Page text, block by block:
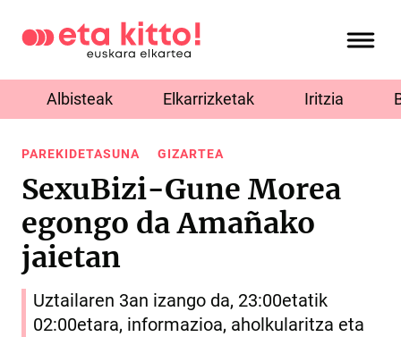
Albisteak Elkarrizketak Iritzia
PAREKIDETASUNA GIZARTEA
SexuBizi-Gune Morea
egongo da Amañako
jaietan
Uztailaren 3an izango da, 23:00etatik
02:00etara, informazioa, aholkularitza eta